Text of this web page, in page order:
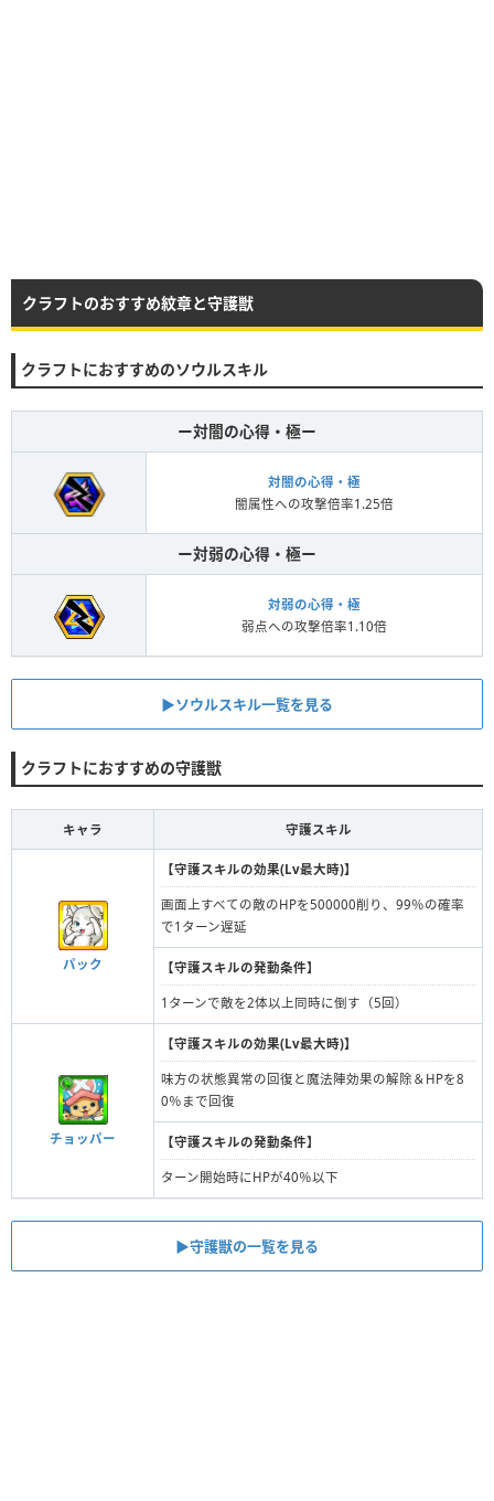
クラフトのおすすめ紋章と守護獣
クラフトにおすすめのソウルスキル
ー対闇の心得・極ー
対闇の心得・極
闇属性への攻撃倍率1.25倍
ー対弱の心得・極ー
対弱の心得・極
弱点への攻撃倍率1.10倍
▶ソウルスキル一覧を見る
クラフトにおすすめの守護獣
キャラ 守護スキル
パック
【守護スキルの効果(Lv最大時)】
画面上すべての敵のHPを500000削り、99％の確率
で1ターン遅延
【守護スキルの発動条件】
1ターンで敵を2体以上同時に倒す（5回）
チョッパー
【守護スキルの効果(Lv最大時)】
味方の状態異常の回復と魔法陣効果の解除＆HPを8
0％まで回復
【守護スキルの発動条件】
ターン開始時にHPが40％以下
▶︎守護獣の一覧を見る